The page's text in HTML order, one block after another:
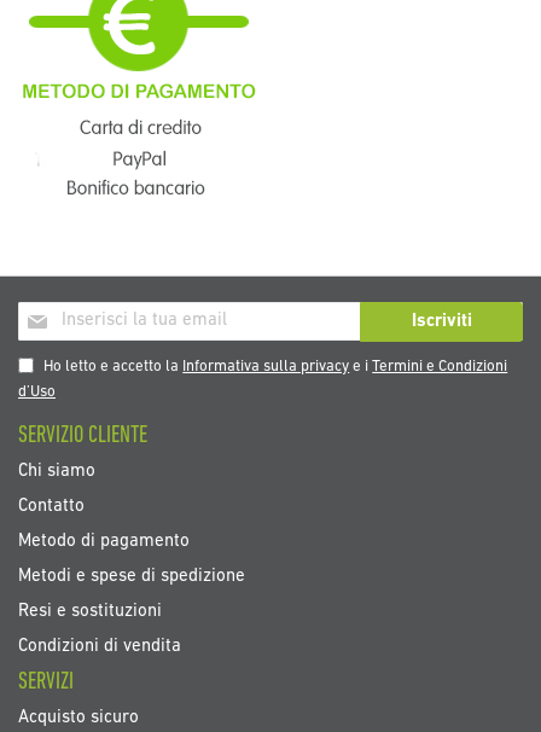
Iscriviti
alla
nostra
Newsletter:
Iscriviti
Ho letto e accetto la Informativa sulla privacy e iTermini e Condizioni
d’Uso
SERVIZIO CLIENTE
Chi siamo
Contatto
Metodo di pagamento
Metodi e spese di spedizione
Resi e sostituzioni
Condizioni di vendita
SERVIZI
Acquisto sicuro